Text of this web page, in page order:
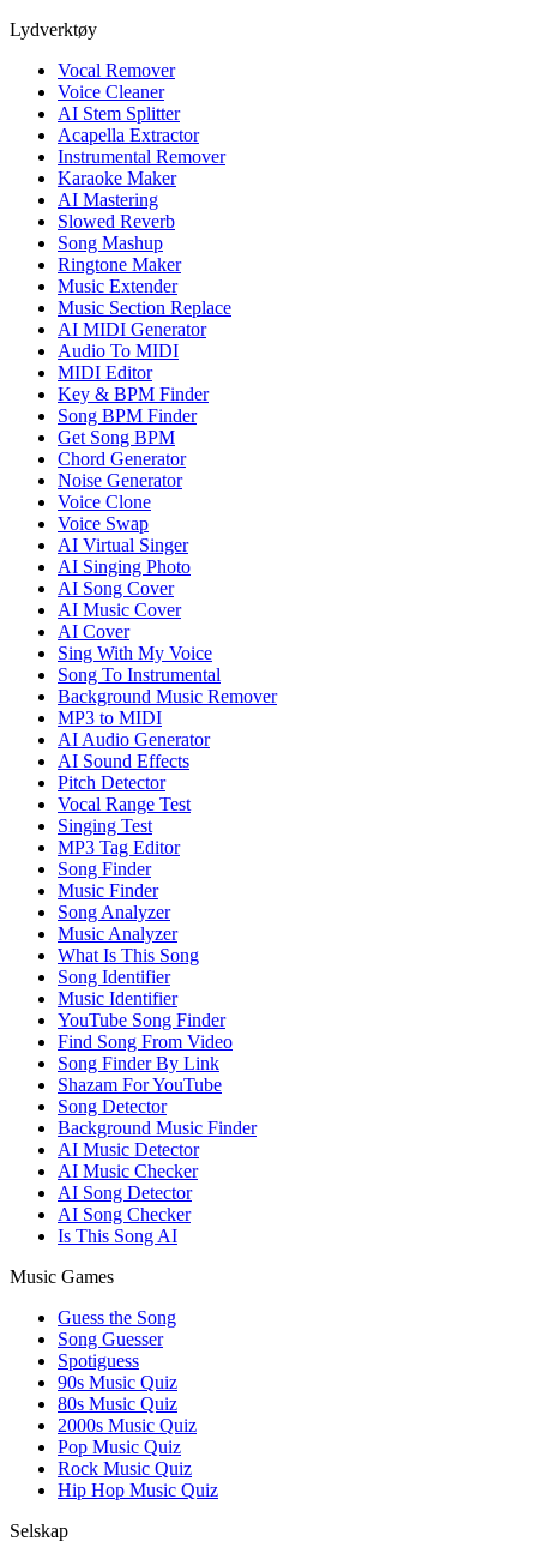
Lydverktøy
Vocal Remover
Voice Cleaner
AI Stem Splitter
Acapella Extractor
Instrumental Remover
Karaoke Maker
AI Mastering
Slowed Reverb
Song Mashup
Ringtone Maker
Music Extender
Music Section Replace
AI MIDI Generator
Audio To MIDI
MIDI Editor
Key & BPM Finder
Song BPM Finder
Get Song BPM
Chord Generator
Noise Generator
Voice Clone
Voice Swap
AI Virtual Singer
AI Singing Photo
AI Song Cover
AI Music Cover
AI Cover
Sing With My Voice
Song To Instrumental
Background Music Remover
MP3 to MIDI
AI Audio Generator
AI Sound Effects
Pitch Detector
Vocal Range Test
Singing Test
MP3 Tag Editor
Song Finder
Music Finder
Song Analyzer
Music Analyzer
What Is This Song
Song Identifier
Music Identifier
YouTube Song Finder
Find Song From Video
Song Finder By Link
Shazam For YouTube
Song Detector
Background Music Finder
AI Music Detector
AI Music Checker
AI Song Detector
AI Song Checker
Is This Song AI
Music Games
Guess the Song
Song Guesser
Spotiguess
90s Music Quiz
80s Music Quiz
2000s Music Quiz
Pop Music Quiz
Rock Music Quiz
Hip Hop Music Quiz
Selskap